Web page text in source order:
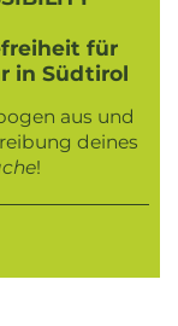
für
in Südtirol
aus und
deines
!